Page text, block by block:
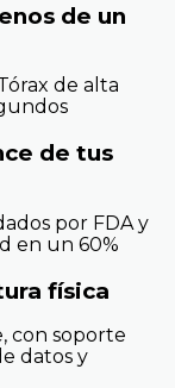
de un
de alta
de tus
por FDA y
en un 60%
física
con soporte
datos y